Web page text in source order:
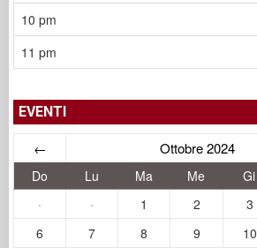
10 pm
11 pm
EVENTI
← Ottobre 2024
Do Lu Ma Me Gi
·
· 1 2 3
6
7 8 9 10